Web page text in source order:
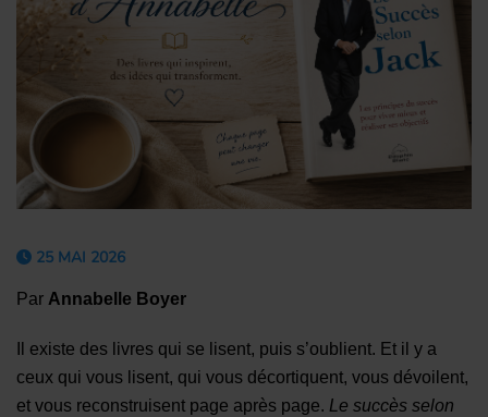
25 MAI 2026
Par Annabelle Boyer
Il existe des livres qui se lisent, puis s’oublient. Et il y a
ceux qui vous lisent, qui vous décortiquent, vous dévoilent,
et vous reconstruisent page après page. Le succès selon